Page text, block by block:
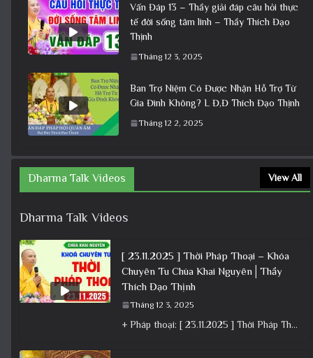
Vấn Đáp 13 – Thầy giải đáp câu hỏi thực
tế đời sống tâm linh – Thầy Thích Đạo
Thịnh
Tháng 12 3, 2025
Ban Trợ Niệm Có Được Nhận Hỗ Trợ Từ
Gia Đình Không? L Đ,Đ Thích Đạo Thịnh
Tháng 12 2, 2025
Dharma Talk Videos View All
Dharma Talk Videos
[ 23.11.2025 ] Thời Pháp Thoại – Khóa
Chuyên Tu Chùa Khai Nguyên│Thầy
Thích Đạo Thịnh
Tháng 12 3, 2025
+ Pháp thoại: [ 23.11.2025 ] Thời Pháp Thoại – Khóa Chuyên Tu Chùa Khai Nguyên│Thầy Thích Đạo Thịnh +